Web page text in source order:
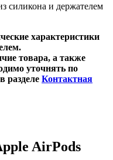
силикона и держателем
характеристики
товара, а также
уточнять по
разделе Контактная
AirPods